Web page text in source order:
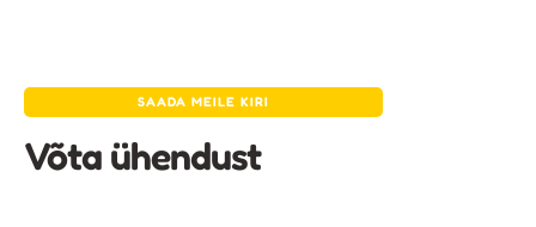
SAADA MEILE KIRI
Võta ühendust